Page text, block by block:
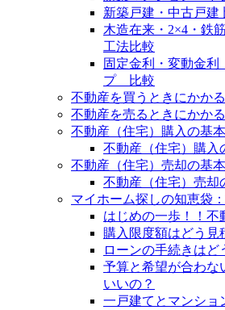
新築戸建・中古戸建
木造在来・2×4・鉄
工法比較
固定金利・変動金
プ 比較
不動産を買うときにかか
不動産を売るときにかか
不動産（住宅）購入の基本
不動産（住宅）購入
不動産（住宅）売却の基本
不動産（住宅）売却
マイホーム探しの知恵袋
はじめの一歩！！不
購入限度額はどう見
ローンの手続きはど
予算と希望が合わな
いいの？
一戸建てとマンショ